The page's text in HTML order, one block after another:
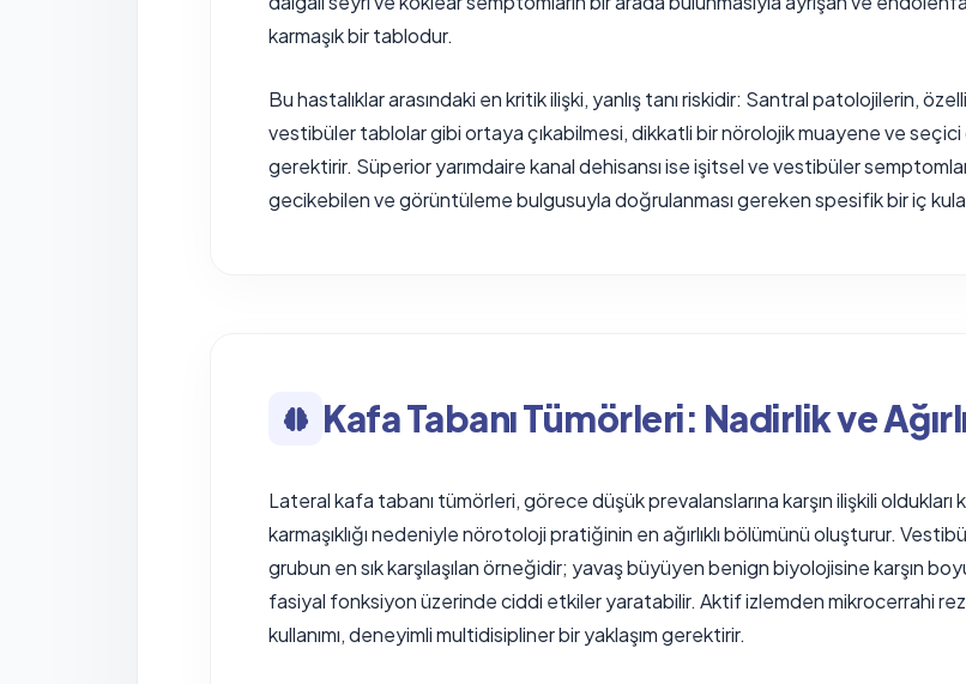
karmaşık bir tablodur.
Bu hastalıklar arasındaki en kritik ilişki, yanlış tanı riskidir: Santral patolojilerin,
vestibüler tablolar gibi ortaya çıkabilmesi, dikkatli bir nörolojik muayene ve seçici
gerektirir. Süperior yarımdaire kanal dehisansı ise işitsel ve vestibüler
gecikebilen ve görüntüleme bulgusuyla doğrulanması gereken spesifik bir iç
Kafa Tabanı Tümörleri: Nadirlik ve
Lateral kafa tabanı tümörleri, görece düşük prevalanslarına karşın ilişkili oldukları
karmaşıklığı nedeniyle nörotoloji pratiğinin en ağırlıklı bölümünü oluşturur.
grubun en sık karşılaşılan örneğidir; yavaş büyüyen benign biyolojisine karşın
fasiyal fonksiyon üzerinde ciddi etkiler yaratabilir. Aktif izlemden mikrocerrahi
kullanımı, deneyimli multidisipliner bir yaklaşım gerektirir.